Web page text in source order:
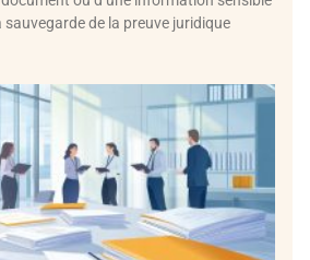
de la preuve juridique